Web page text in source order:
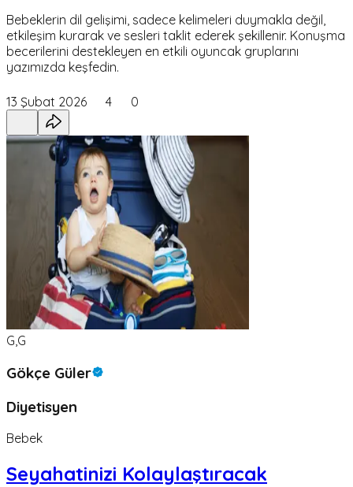
Bebeklerin dil gelişimi, sadece kelimeleri duymakla değil,
etkileşim kurarak ve sesleri taklit ederek şekillenir. Konuşma
becerilerini destekleyen en etkili oyuncak gruplarını
yazımızda keşfedin.
13 Şubat 2026 4 0
G,G
Gökçe Güler
Diyetisyen
Bebek
Seyahatinizi Kolaylaştıracak